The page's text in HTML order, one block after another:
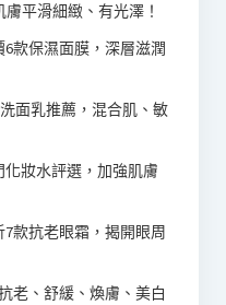
平滑細緻、有光澤！
6款保濕面膜，深層滋潤
面乳推薦，混合肌、敏
化妝水評選，加強肌膚
7款抗老眼霜，揭開眼周
老、舒緩、煥膚、美白